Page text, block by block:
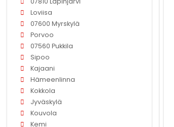
Loviisa
07600 Myrskylä
Porvoo
07560 Pukkila
Sipoo
Kajaani
Hämeenlinna
Kokkola
Jyväskylä
Kouvola
Kemi